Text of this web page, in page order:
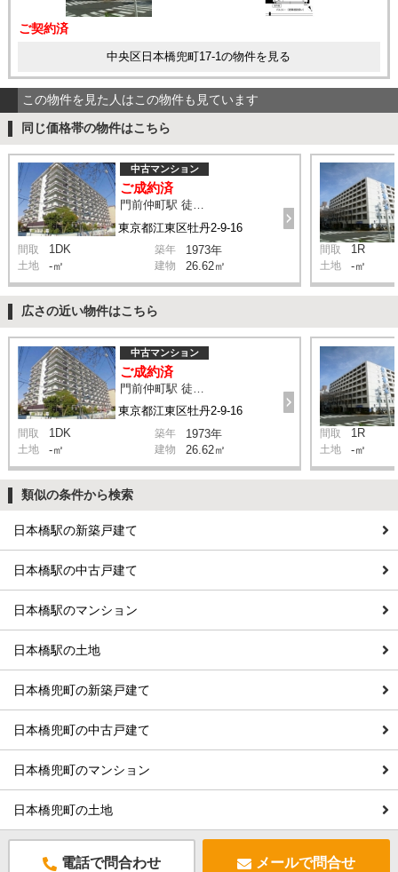
ご契約済
中央区日本橋兜町17-1の物件を見る
この物件を見た人はこの物件も見ています
同じ価格帯の物件はこちら
東京都江東区牡丹2-9-16
中古マンション
ご成約済
門前仲町駅 徒歩3分
間取 1DK 築年 1973年
土地 -㎡ 建物 26.62㎡
間取 1R
土地 -㎡
広さの近い物件はこちら
東京都江東区牡丹2-9-16
中古マンション
ご成約済
間取 1DK 築年 1973年
土地 -㎡ 建物 26.62㎡
間取 1R
土地 -㎡
類似の条件から検索
日本橋駅の新築戸建て
日本橋駅の中古戸建て
日本橋駅のマンション
日本橋駅の土地
日本橋兜町の新築戸建て
日本橋兜町の中古戸建て
日本橋兜町のマンション
日本橋兜町の土地
電話で問合わせ メールで問合せ